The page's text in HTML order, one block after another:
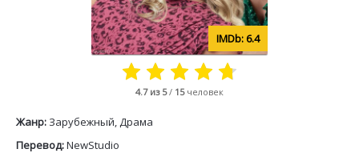
6.4
4.7из 5/ 15 человек
Жанр: Зарубежный, Драма
Перевод:NewStudio